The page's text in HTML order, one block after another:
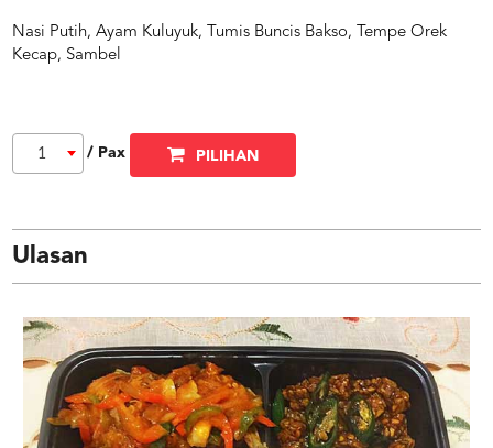
Nasi Putih, Ayam Kuluyuk, Tumis Buncis Bakso, Tempe Orek
Kecap, Sambel
1 / Pax PILIHAN
Ulasan